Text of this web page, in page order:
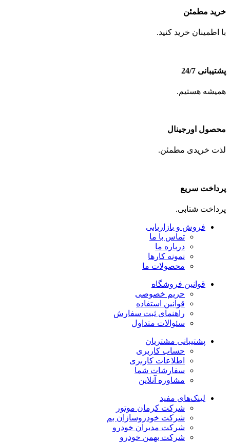
خرید مطمئن
با اطمینان خرید کنید.
پشتیبانی 24/7
همیشه هستیم.
محصول اورجینال
لذت خریدی مطمئن.
پرداخت سریع
پرداخت شتابی.
فروش و بازاریابی
تماس با ما
درباره ما
نمونه کارها
محصولات ما
قوانین فروشگاه
حریم خصوصی
قوانین استفاده
راهنمای ثبت سفارش
سئوالات متداول
پشتیبانی مشتریان
حساب کاربری
اطلاعات کاربری
سفارشات شما
مشاوره آنلاین
لینک‌های مفید
شرکت کرمان موتور
شرکت خودروسازان بم
شرکت مدیران خودرو
شرکت بهمن خودرو